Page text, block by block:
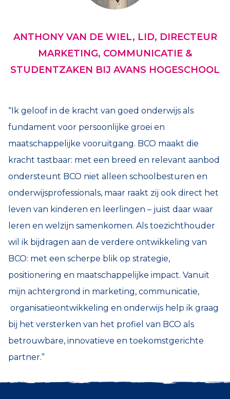
ANTHONY VAN DE WIEL, LID, DIRECTEUR
MARKETING, COMMUNICATIE &
STUDENTZAKEN BIJ AVANS HOGESCHOOL
“Ik geloof in de kracht van goed onderwijs als
fundament voor persoonlijke groei en
maatschappelijke vooruitgang. BCO maakt die
kracht tastbaar: met een breed en relevant aanbod
ondersteunt BCO niet alleen schoolbesturen en
onderwijsprofessionals, maar raakt zij ook direct het
leven van kinderen en leerlingen – juist daar waar
leren en welzijn samenkomen. Als toezichthouder
wil ik bijdragen aan de verdere ontwikkeling van
BCO: met een scherpe blik op strategie,
positionering en maatschappelijke impact. Vanuit
mijn achtergrond in marketing, communicatie,
organisatieontwikkeling en onderwijs help ik graag
bij het versterken van het profiel van BCO als
betrouwbare, innovatieve en toekomstgerichte
partner.”